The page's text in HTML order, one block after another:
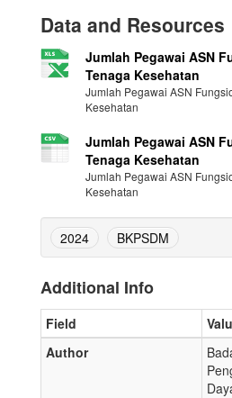
Data and Resources
Jumlah Pegawai ASN
Tenaga Kesehatan
Jumlah Pegawai ASN
Kesehatan
Jumlah Pegawai ASN
Tenaga Kesehatan
Jumlah Pegawai ASN
Kesehatan
2024 BKPSDM
Additional Info
Field
Author